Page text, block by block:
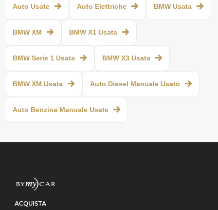
Auto Usate Auto Elettriche BMW Usata
BMW XM BMW X1 Usata
BMW Serie 1 Usata BMW X3 Usata
BMW XM Usata Auto Diesel Manuale Usato
Auto Benzina Manuale Usate
ACQUISTA